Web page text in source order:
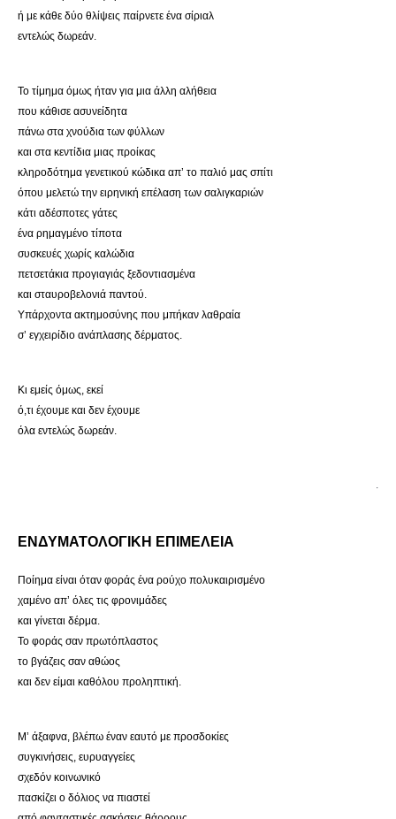
ή με κάθε δύο θλίψεις παίρνετε ένα σίριαλ
εντελώς δωρεάν.
Το τίμημα όμως ήταν για μια άλλη αλήθεια
που κάθισε ασυνείδητα
πάνω στα χνούδια των φύλλων
και στα κεντίδια μιας προίκας
κληροδότημα γενετικού κώδικα απ’ το παλιό μας σπίτι
όπου μελετώ την ειρηνική επέλαση των σαλιγκαριών
κάτι αδέσποτες γάτες
ένα ρημαγμένο τίποτα
συσκευές χωρίς καλώδια
πετσετάκια προγιαγιάς ξεδοντιασμένα
και σταυροβελονιά παντού.
Υπάρχοντα ακτημοσύνης που μπήκαν λαθραία
σ’ εγχειρίδιο ανάπλασης δέρματος.
Κι εμείς όμως, εκεί
ό,τι έχουμε και δεν έχουμε
όλα εντελώς δωρεάν.
.
ΕΝΔΥΜΑΤΟΛΟΓΙΚΗ ΕΠΙΜΕΛΕΙΑ
Ποίημα είναι όταν φοράς ένα ρούχο πολυκαιρισμένο
χαμένο απ’ όλες τις φρονιμάδες
και γίνεται δέρμα.
Το φοράς σαν πρωτόπλαστος
το βγάζεις σαν αθώος
και δεν είμαι καθόλου προληπτική.
Μ’ άξαφνα, βλέπω έναν εαυτό με προσδοκίες
συγκινήσεις, ευρυαγγείες
σχεδόν κοινωνικό
πασκίζει ο δόλιος να πιαστεί